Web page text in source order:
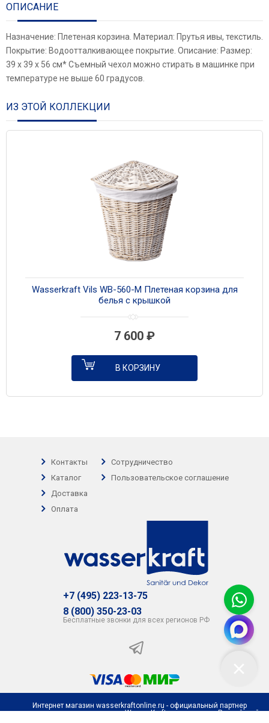
ОПИСАНИЕ
Назначение: Плетеная корзина. Материал: Прутья ивы, текстиль.
Покрытие: Водоотталкивающее покрытие. Описание: Размер:
39 х 39 х 56 см* Съемный чехол можно стирать в машинке при
температуре не выше 60 градусов.
ИЗ ЭТОЙ КОЛЛЕКЦИИ
Wasserkraft Vils WB-560-M Плетеная корзина для
белья с крышкой
7 600 ₽
В КОРЗИНУ
Контакты
Каталог
Доставка
Оплата
Сотрудничество
Пользовательское соглашение
+7 (495) 223-13-75
8 (800) 350-23-03
Бесплатные звонки для всех регионов РФ
Интернет магазин wasserkraftonline.ru - официальный партнер
представительства компании WasserKraft на территории Российской